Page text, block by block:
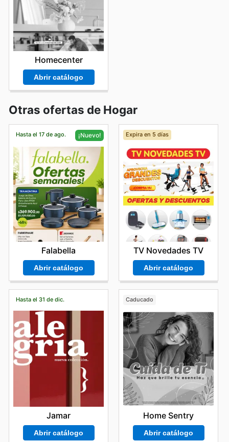
Homecenter
Abrir catálogo
Otras ofertas de Hogar
Hasta el 17 de ago. ¡Nuevo!
Falabella
Abrir catálogo
Expira en 5 días
TV Novedades TV
Abrir catálogo
Hasta el 31 de dic.
Jamar
Abrir catálogo
Caducado
Home Sentry
Abrir catálogo